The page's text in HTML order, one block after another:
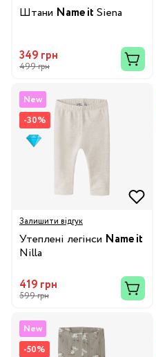
Штани Name it Siena
349 грн
499 грн
New
-30%
Залишити відгук
Утеплені легінси Name it
Nilla
419 грн
599 грн
New
-50%